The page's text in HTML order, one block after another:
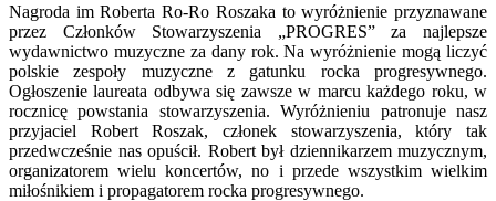
Nagroda im Roberta Ro-Ro Roszaka to wyróżnienie przyznawane
przez Członków Stowarzyszenia „PROGRES” za najlepsze
wydawnictwo muzyczne za dany rok. Na wyróżnienie mogą liczyć
polskie zespoły muzyczne z gatunku rocka progresywnego.
Ogłoszenie laureata odbywa się zawsze w marcu każdego roku, w
rocznicę powstania stowarzyszenia. Wyróżnieniu patronuje nasz
przyjaciel Robert Roszak, członek stowarzyszenia, który tak
przedwcześnie nas opuścił. Robert był dziennikarzem muzycznym,
organizatorem wielu koncertów, no i przede wszystkim wielkim
miłośnikiem i propagatorem rocka progresywnego.